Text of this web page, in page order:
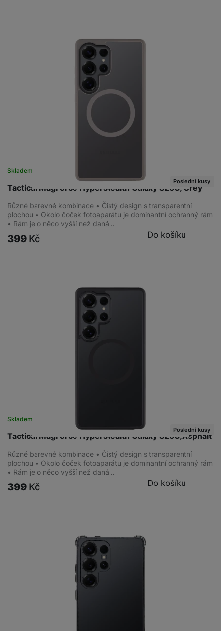
Tactical MagForce Hyperstealth Galaxy S25U, Grey
Skladem na prodejně
Poslední kusy
Různé barevné kombinace • Čistý design s transparentní
plochou • Okolo čoček fotoaparátu je dominantní ochranný rám
• Rám je o něco vyšší než daná…
399 Kč Do košíku
Tactical MagForce Hyperstealth Galaxy S25U,Asphalt
Skladem
Poslední kusy
Různé barevné kombinace • Čistý design s transparentní
plochou • Okolo čoček fotoaparátu je dominantní ochranný rám
• Rám je o něco vyšší než daná…
399 Kč Do košíku